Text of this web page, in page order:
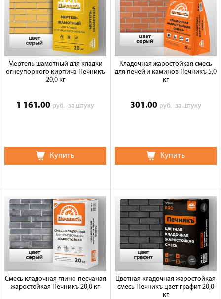
Мертель шамотный для кладки
огнеупорного кирпича Печникъ
20,0 кг
1 161.00 руб.за штуку
Купить
Кладочная жаростойкая смесь
для печей и каминов Печникъ 5,0
кг
301.00 руб. за штуку
Купить
Смесь кладочная глино-песчаная
жаростойкая Печникъ 20,0 кг
Цветная кладочная жаростойкая
смесь Печникъ цвет графит 20,0
кг